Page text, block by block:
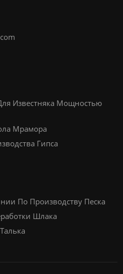
Известняка Мощностью
Мрамора
Гипса
По Производству Песка
Шлака